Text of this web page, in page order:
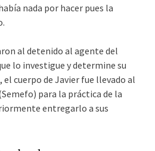
nada por hacer pues la
al detenido al agente del
lo investigue y determine su
cuerpo de Javier fue llevado al
para la práctica de la
entregarlo a sus